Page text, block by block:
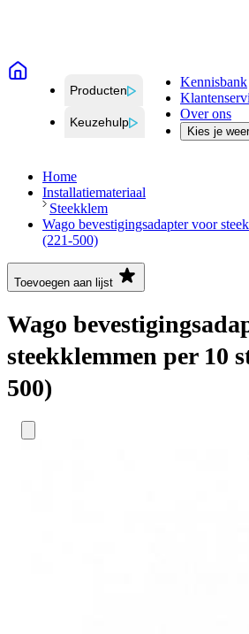
Producten
Keuzehulp
Kennisbank
Over ons
Kies je
Home
Installatiemateriaal
Steekklem
Wago bevestigingsadapter voor
(221-500)
Toevoegen aan lijst
Wago
steekklemmen per 10
500)